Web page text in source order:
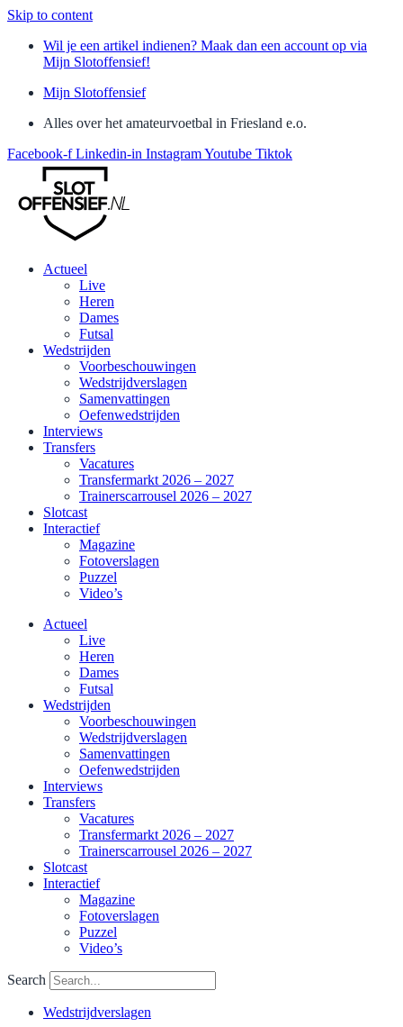
Skip to content
Wil je een artikel indienen? Maak dan een account op via
Mijn Slotoffensief!
Mijn Slotoffensief
Alles over het amateurvoetbal in Friesland e.o.
Facebook-f Linkedin-in InstagramYoutube Tiktok
Actueel
Live
Heren
Dames
Futsal
Wedstrijden
Voorbeschouwingen
Wedstrijdverslagen
Samenvattingen
Oefenwedstrijden
Interviews
Transfers
Vacatures
Transfermarkt 2026 – 2027
Trainerscarrousel 2026 – 2027
Slotcast
Interactief
Magazine
Fotoverslagen
Puzzel
Video’s
Actueel
Live
Heren
Dames
Futsal
Wedstrijden
Voorbeschouwingen
Wedstrijdverslagen
Samenvattingen
Oefenwedstrijden
Interviews
Transfers
Vacatures
Transfermarkt 2026 – 2027
Trainerscarrousel 2026 – 2027
Slotcast
Interactief
Magazine
Fotoverslagen
Puzzel
Video’s
Search
Wedstrijdverslagen